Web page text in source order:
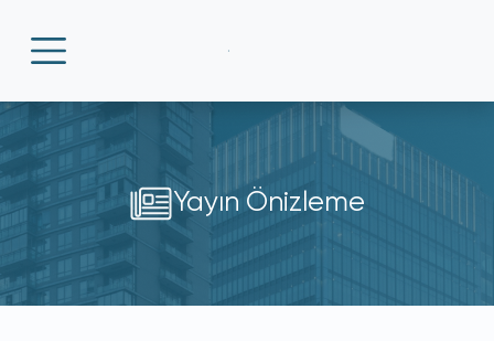
Yayın Önizleme